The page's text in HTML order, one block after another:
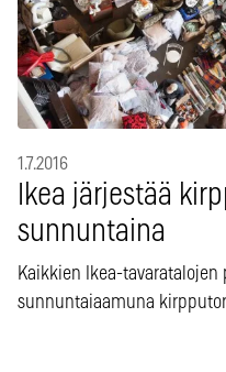
1.7.2016
Ikea järjestää
sunnuntaina
Kaikkien Ikea-
sunnuntaiaamuna